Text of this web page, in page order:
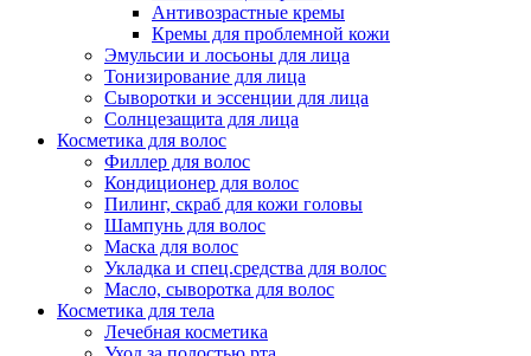
Антивозрастные кремы
Кремы для проблемной кожи
Эмульсии и лосьоны для лица
Тонизирование для лица
Сыворотки и эссенции для лица
Солнцезащита для лица
Косметика для волос
Филлер для волос
Кондиционер для волос
Пилинг, скраб для кожи головы
Шампунь для волос
Маска для волос
Укладка и спец.средства для волос
Масло, сыворотка для волос
Косметика для тела
Лечебная косметика